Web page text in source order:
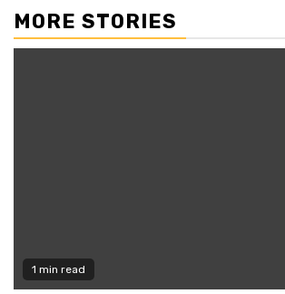
MORE STORIES
1 min read